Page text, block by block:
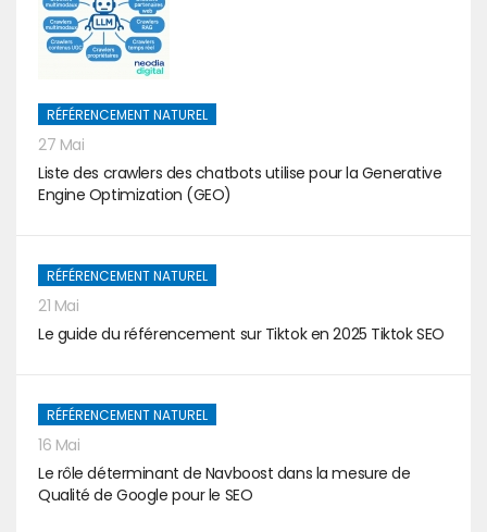
RÉFÉRENCEMENT NATUREL
27 Mai
Liste des crawlers des chatbots utilise pour la Generative
Engine Optimization (GEO)
RÉFÉRENCEMENT NATUREL
21 Mai
Le guide du référencement sur Tiktok en 2025 Tiktok SEO
RÉFÉRENCEMENT NATUREL
16 Mai
Le rôle déterminant de Navboost dans la mesure de
Qualité de Google pour le SEO